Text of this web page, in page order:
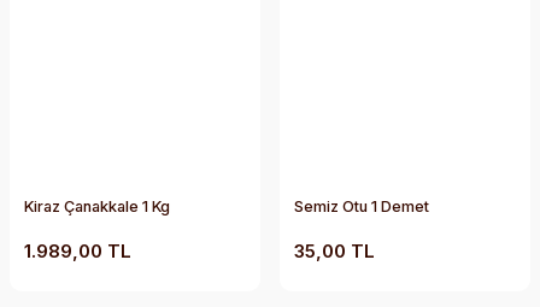
Kiraz Çanakkale 1 Kg
1.989,00 TL
Semiz Otu 1 Demet
35,00 TL